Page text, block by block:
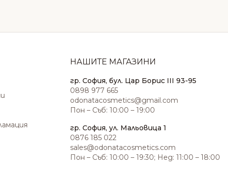
НАШИТЕ МАГАЗИНИ
гр. София, бул. Цар Борис III 93-95
0898 977 665
odonatacosmetics@gmail.com
Пон – Съб: 10:00 – 19:00
гр. София, ул. Мальовица 1
0876 185 022
sales@odonatacosmetics.com
Пон – Съб: 10:00 – 19:30; Нед: 11:00 – 18:00